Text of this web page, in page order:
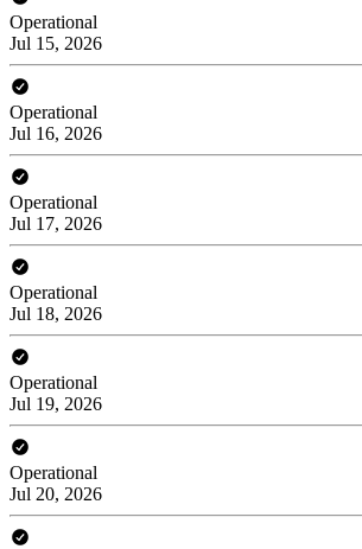
Operational
Jul 15, 2026
Operational
Jul 16, 2026
Operational
Jul 17, 2026
Operational
Jul 18, 2026
Operational
Jul 19, 2026
Operational
Jul 20, 2026